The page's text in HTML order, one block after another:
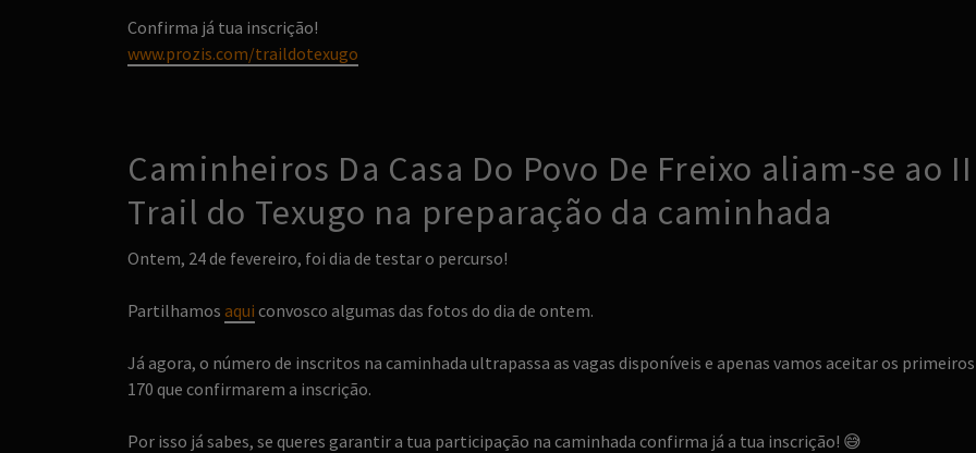
Confirma já tua inscrição!
www.prozis.com/traildotexugo
Caminheiros Da Casa Do Povo De Freixo aliam-se ao
Trail do Texugo na preparação da caminhada
Ontem, 24 de fevereiro, foi dia de testar o percurso!
Partilhamos aqui convosco algumas das fotos do dia de ontem.
Já agora, o número de inscritos na caminhada ultrapassa as vagas disponíveis e apenas vamos aceitar os primeiros
170 que confirmarem a inscrição.
Por isso já sabes, se queres garantir a tua participação na caminhada confirma já a tua inscrição! 😅